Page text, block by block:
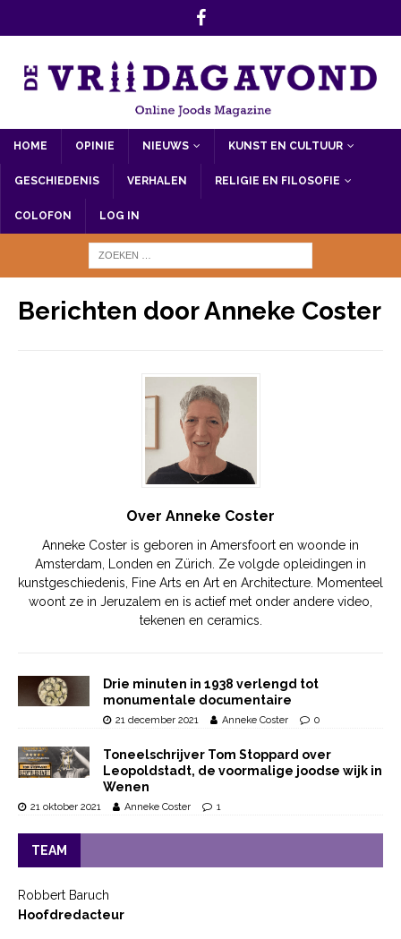
HOME OPINIE NIEUWS KUNST EN CULTUUR
GESCHIEDENIS VERHALEN RELIGIE EN FILOSOFIE
COLOFON LOG IN
Berichten doorAnneke Coster
Over Anneke Coster
Anneke Coster is geboren in Amersfoort en woonde in
Amsterdam, Londen en Zürich. Ze volgde opleidingen in
kunstgeschiedenis, Fine Arts en Art en Architecture. Momenteel
woont ze in Jeruzalem en is actief met onder andere video,
tekenen en ceramics.
Drie minuten in 1938 verlengd tot
monumentale documentaire
21 december 2021 Anneke Coster 0
Toneelschrijver Tom Stoppard over
Leopoldstadt, de voormalige joodse wijk in
Wenen
21 oktober 2021 Anneke Coster 1
TEAM
Robbert Baruch
Hoofdredacteur